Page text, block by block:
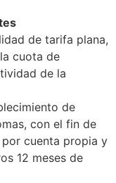
de tarifa plana,
cuota de
de la
de
con el fin de
cuenta propia y
12 meses de